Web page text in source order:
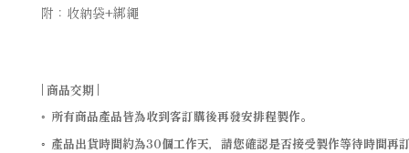
附：收納袋+綁繩
| 商品交期 |
◦ 所有商品產品皆為收到客訂購後再發安排程製作。
◦ 產品出貨時間約為30個工作天，請您確認是否接受製作等待時間再